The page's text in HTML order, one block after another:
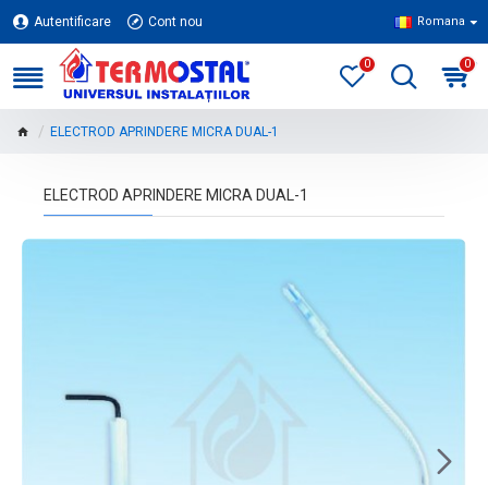
Autentificare Cont nou Romana
0 0
ELECTROD APRINDERE MICRA DUAL-1
ELECTROD APRINDERE MICRA DUAL-1